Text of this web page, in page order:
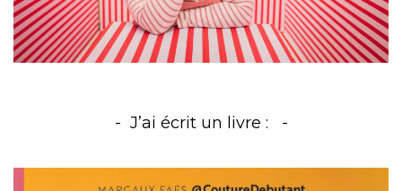
J’ai écrit un livre :